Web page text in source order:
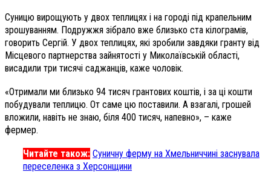
Суницю вирощують у двох теплицях і на городі під крапельним
зрошуванням. Подружжя зібрало вже близько ста кілограмів,
говорить Сергій. У двох теплицях, які зробили завдяки гранту від
Місцевого партнерства зайнятості у Миколаївській області,
висадили три тисячі саджанців, каже чоловік.
«Отримали ми близько 94 тисяч грантових коштів, і за ці кошти
побудували теплицю. От саме цю поставили. А взагалі, грошей
вложили, навіть не знаю, біля 400 тисяч, напевно», – каже
фермер.
Читайте також: Суничну ферму на Хмельниччині заснувала
переселенка з Херсонщини